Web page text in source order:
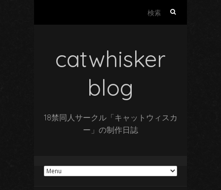
catwhisker
blog
18禁同人サークル「キャットウィスカ
ー」の制作日誌